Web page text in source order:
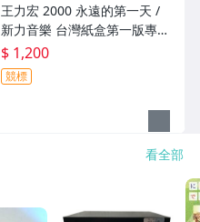
王力宏 2000 永遠的第一天 /
新力音樂 台灣紙盒第一版專輯
CD / 附歌詞 永遠的力宏2000
年演唱會專屬紀念卡 美國棉宣
傳DM 回函卡
$ 1,200
競標
看全部